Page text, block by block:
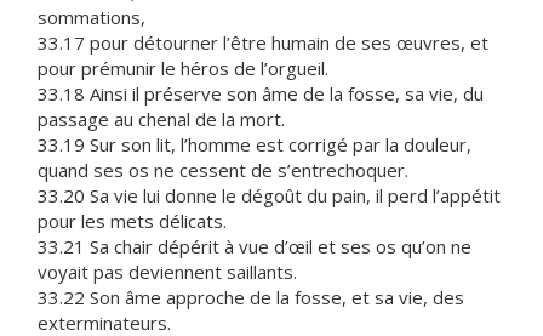
sommations,
33.17 pour détourner l’être humain de ses œuvres, et
pour prémunir le héros de l’orgueil.
33.18 Ainsi il préserve son âme de la fosse, sa vie, du
passage au chenal de la mort.
33.19 Sur son lit, l’homme est corrigé par la douleur,
quand ses os ne cessent de s’entrechoquer.
33.20 Sa vie lui donne le dégoût du pain, il perd l’appétit
pour les mets délicats.
33.21 Sa chair dépérit à vue d’œil et ses os qu’on ne
voyait pas deviennent saillants.
33.22 Son âme approche de la fosse, et sa vie, des
exterminateurs.